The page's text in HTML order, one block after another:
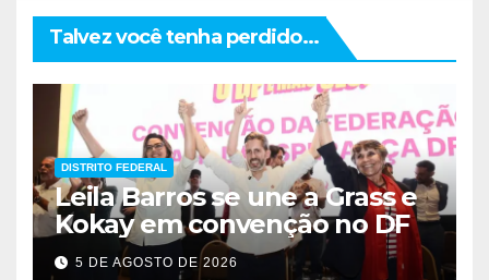
Talvez você tenha perdido...
DISTRITO FEDERAL
Leila Barros se une a Grass e
Kokay em convenção no DF
5 DE AGOSTO DE 2026